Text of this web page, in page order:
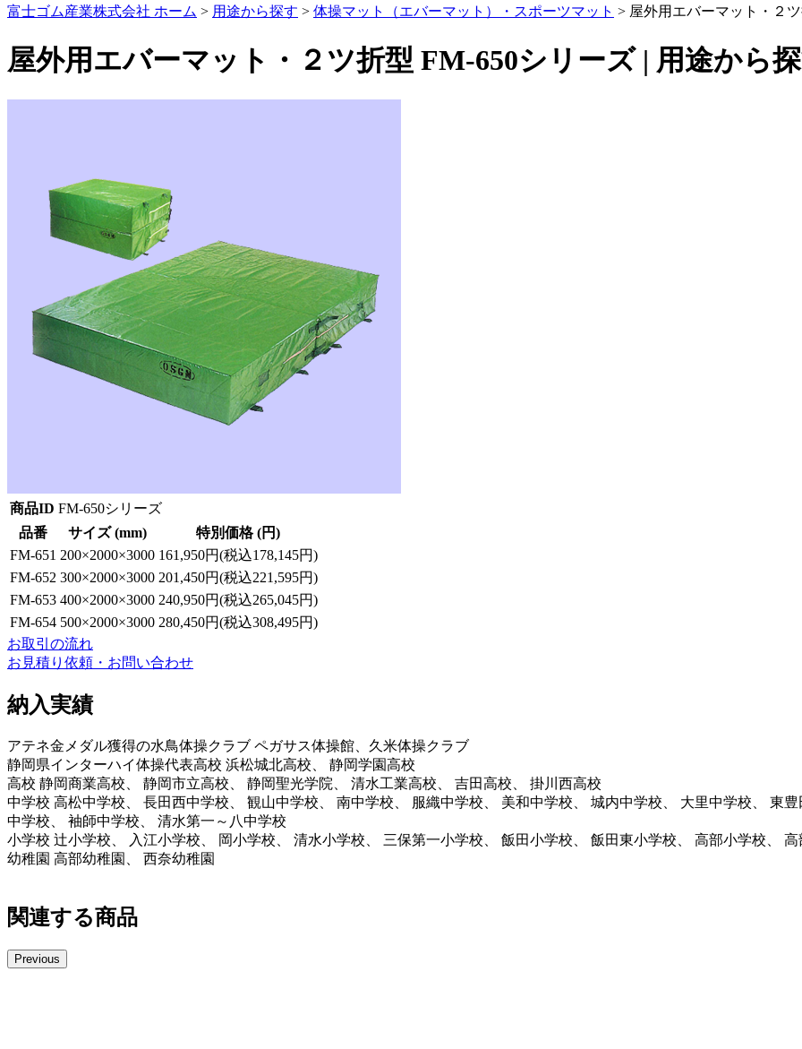
富士ゴム産業株式会社 ホーム > 用途から探す > 体操マット（エバーマット）・スポーツマット > 屋外用エバーマット・２
屋外用エバーマット・２ツ折型 FM-650シリーズ | 用途から
商品ID FM-650シリーズ
品番
サイズ (mm)
特別価格 (円)
FM-651 200×2000×3000 161,950円(税込178,145円)
FM-652 300×2000×3000 201,450円(税込221,595円)
FM-653 400×2000×3000 240,950円(税込265,045円)
FM-654 500×2000×3000 280,450円(税込308,495円)
お取引の流れ
お見積り依頼・お問い合わせ
納入実績
アテネ金メダル獲得の水鳥体操クラブ ペガサス体操館、久米体操クラブ
静岡県インターハイ体操代表高校 浜松城北高校、 静岡学園高校
高校 静岡商業高校、 静岡市立高校、 静岡聖光学院、 清水工業高校、 吉田高校、 掛川西高校
中学校 高松中学校、 長田西中学校、 観山中学校、 南中学校、 服織中学校、 美和中学校、 城内中学校、 大里中学校、 東
中学校、 袖師中学校、 清水第一～八中学校
小学校 辻小学校、 入江小学校、 岡小学校、 清水小学校、 三保第一小学校、 飯田小学校、 飯田東小学校、 高部小学校、
幼稚園 高部幼稚園、 西奈幼稚園
関連する商品
Previous